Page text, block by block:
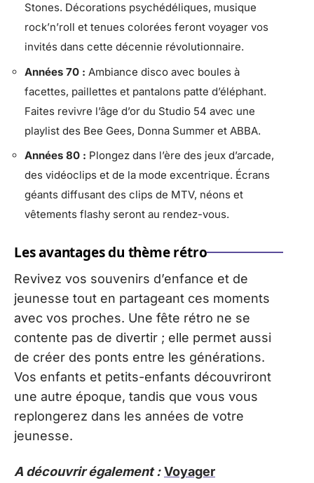
Stones. Décorations psychédéliques, musique
rock’n’roll et tenues colorées feront voyager vos
invités dans cette décennie révolutionnaire.
Années 70 : Ambiance disco avec boules à
facettes, paillettes et pantalons patte d’éléphant.
Faites revivre l’âge d’or du Studio 54 avec une
playlist des Bee Gees, Donna Summer et ABBA.
Années 80 : Plongez dans l’ère des jeux d’arcade,
des vidéoclips et de la mode excentrique. Écrans
géants diffusant des clips de MTV, néons et
vêtements flashy seront au rendez-vous.
Les avantages du thème rétro
Revivez vos souvenirs d’enfance et de
jeunesse tout en partageant ces moments
avec vos proches. Une fête rétro ne se
contente pas de divertir ; elle permet aussi
de créer des ponts entre les générations.
Vos enfants et petits-enfants découvriront
une autre époque, tandis que vous vous
replongerez dans les années de votre
jeunesse.
A découvrir également : Voyager